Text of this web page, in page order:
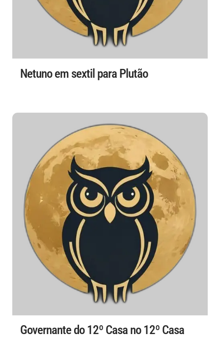
Netuno em sextil para Plutão
Governante do 12º Casa no 12º Casa